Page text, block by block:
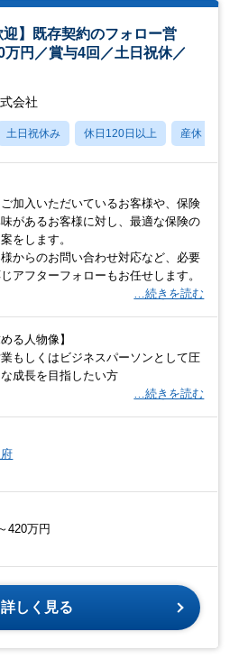
】既存契約のフォロー営
円／賞与4回／土日祝休／
会社
土日祝休み 休日120日以上 産休・育休
加入いただいているお客様や、保険
があるお客様に対し、最適な保険の
をします。
からのお問い合わせ対応など、必要
アフターフォローもお任せします。
…続きを読む
める人物像】
もしくはビジネスパーソンとして圧
成長を目指したい方
…続きを読む
420万円
詳しく見る